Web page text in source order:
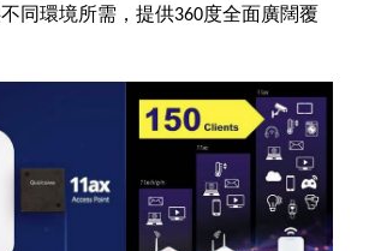
同環境所需，提供360度全面廣闊覆